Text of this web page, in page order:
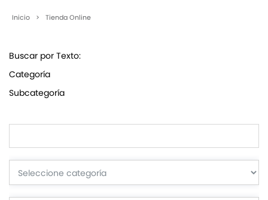
Inicio > Tienda Online
Buscar por Texto:
Categoría
Subcategoría